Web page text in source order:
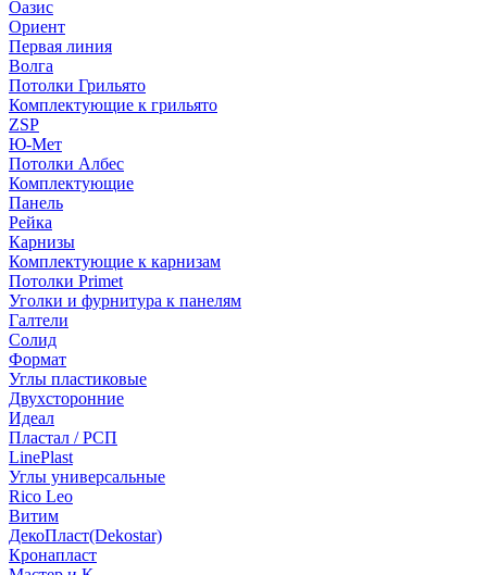
Оазис
Ориент
Первая линия
Волга
Потолки Грильято
Комплектующие к грильято
ZSP
Ю-Мет
Потолки Албес
Комплектующие
Панель
Рейка
Карнизы
Комплектующие к карнизам
Потолки Primet
Уголки и фурнитура к панелям
Галтели
Солид
Формат
Углы пластиковые
Двухсторонние
Идеал
Пластал / РСП
LinePlast
Углы универсальные
Rico Leo
Витим
ДекоПласт(Dekostar)
Кронапласт